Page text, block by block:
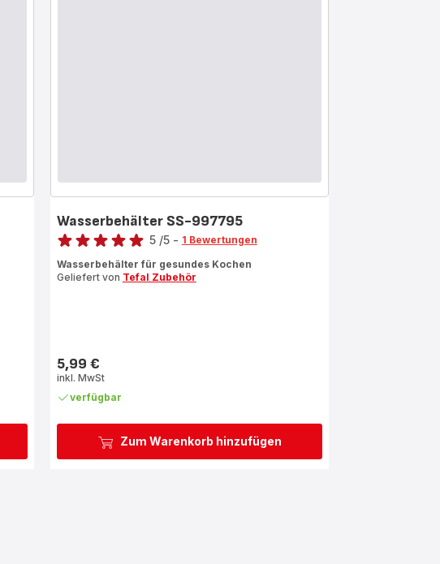
Zum Warenkorb hinzufügen
Wasserbehälter SS-997795
Bewertung
mit
5 /5 - 1 Bewertungen
Wasserbehälter für gesundes Kochen
Geliefert von Tefal Zubehör
Preis
5,99 €
inkl. MwSt
verfügbar